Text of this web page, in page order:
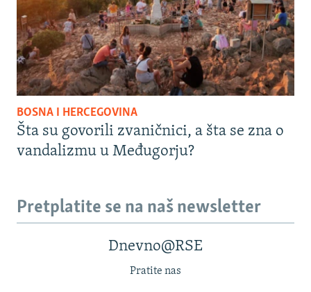
BOSNA I HERCEGOVINA
Šta su govorili zvaničnici, a šta se zna o
vandalizmu u Međugorju?
Pretplatite se na naš newsletter
Dnevno@RSE
Pratite nas